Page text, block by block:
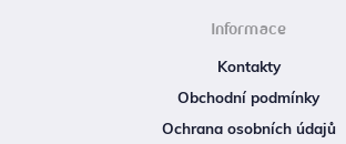
Informace
Kontakty
Obchodní podmínky
Ochrana osobních údajů